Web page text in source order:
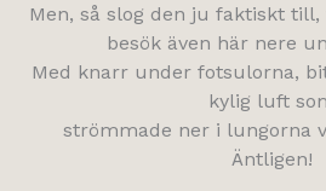
Men, så slog den ju faktiskt till,
besök även här nere
Med knarr under fotsulorna,
kylig luft
strömmade ner i lungorna
Äntligen!